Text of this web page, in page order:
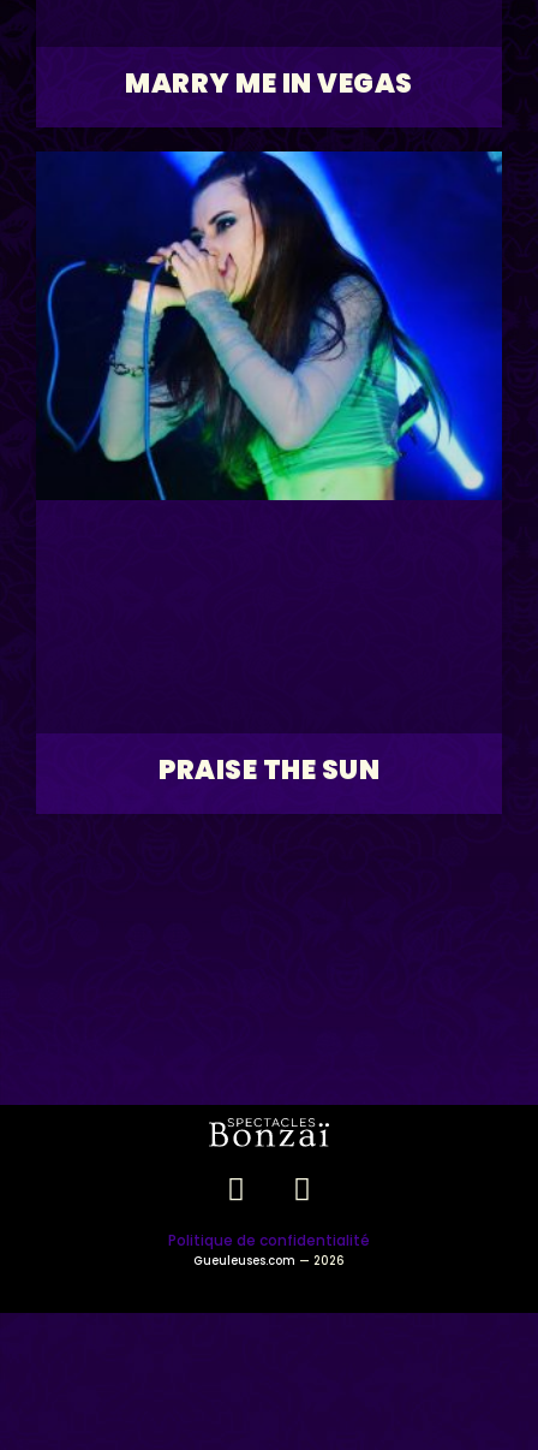
MARRY ME IN VEGAS
PRAISE THE SUN
Politique de confidentialité
Gueuleuses.com — 2026